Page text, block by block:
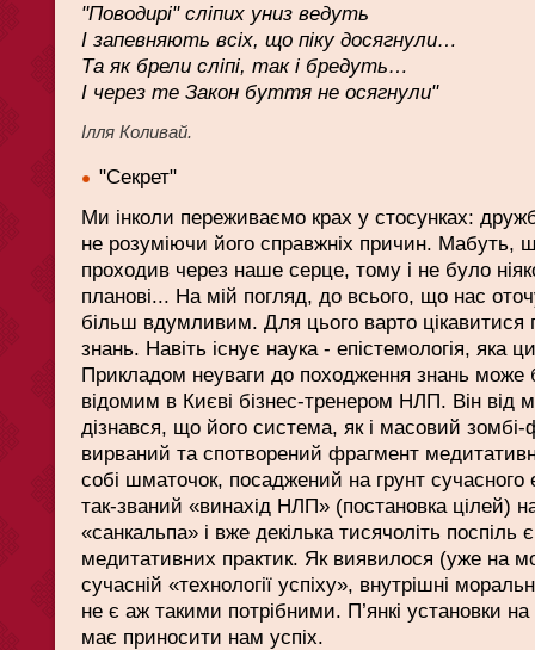
"Поводирі" сліпих униз ведуть
І запевняють всіх, що піку досягнули…
Та як брели сліпі, так і бредуть…
І через те Закон буття не осягнули"
Ілля Коливай.
"Секрет"
Ми інколи переживаємо крах у стосунках:
не розуміючи його справжніх причин. Мабуть,
проходив через наше серце, тому і не було
планові... На мій погляд, до всього, що нас
більш вдумливим. Для цього варто
знань. Навіть існує наука - епістемологія, яка
Прикладом неуваги до походження знань може
відомим в Києві бізнес-тренером НЛП. Він від
дізнався, що його система, як і масовий
вирваний та спотворений фрагмент
собі шматочок, посаджений на грунт сучасного
так-званий «винахід НЛП» (постановка цілей)
«санкальпа» і вже декілька тисячоліть поспіль
медитативних практик. Як виявилося (уже на
сучасній «технології успіху», внутрішні
не є аж такими потрібними. П’янкі установки
має приносити нам успіх.